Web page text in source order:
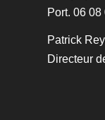
Port. 06
Patrick
Directeur